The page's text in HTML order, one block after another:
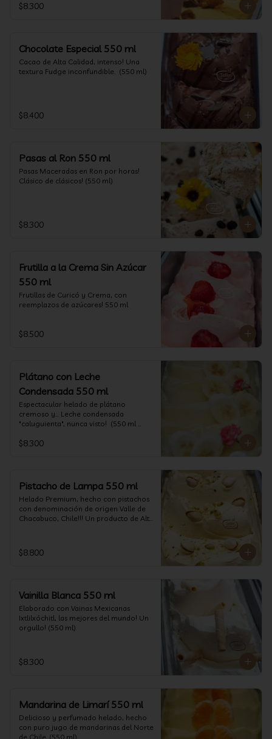
$8.300
Chocolate Especial 550 ml
Cacao de Alta Calidad, intenso! Una
textura Fudge inconfundible.  (550 ml)
$8.400
Pasas al Ron 550 ml
Pasas Maceradas en Ron por horas!
Clásico de clásicos! (550 ml)
$8.300
Frutilla a la Crema Sin Azúcar
550 ml
Frutillas de Curicó y Crema, con
reemplazos de azúcares! 550 ml
$8.500
Plátano con Leche
Condensada 550 ml
Espectacular helado de plátano
cremoso y... Leche condensada
"caluguienta", nunca visto!  (550 ml
$8.300
Pistacho de Lampa 550 ml
Helado Premium, hecho con pistachos
con denominación de origen Valle de
Chacabuco, Chile!!! Un producto de Alta
$8.800
Vainilla Blanca 550 ml
Elaborado con Vainas Mexicanas
Ixtlilxóchitl, las mejores del mundo! Un
orgullo! (550 ml)
$8.300
Mandarina de Limarí 550 ml
Delicioso y perfumado helado, hecho
con puro jugo de mandarinas del Norte
de Chile. (550 ml)